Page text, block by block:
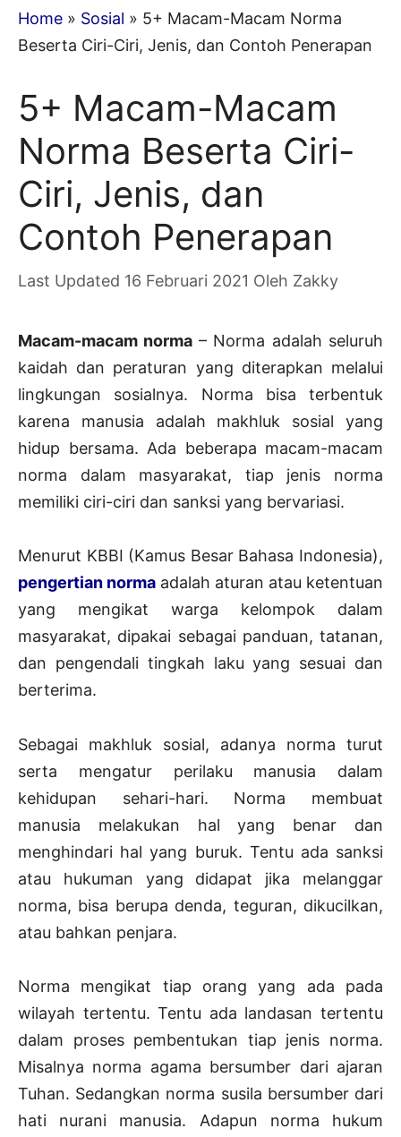
Home » Sosial » 5+ Macam-Macam Norma
Beserta Ciri-Ciri, Jenis, dan Contoh Penerapan
5+ Macam-Macam
Norma Beserta Ciri-
Ciri, Jenis, dan
Contoh Penerapan
16 Februari 2021 Oleh Zakky
Macam-macam norma – Norma adalah seluruh
kaidah dan peraturan yang diterapkan melalui
lingkungan sosialnya. Norma bisa terbentuk
karena manusia adalah makhluk sosial yang
hidup bersama. Ada beberapa macam-macam
norma dalam masyarakat, tiap jenis norma
memiliki ciri-ciri dan sanksi yang bervariasi.
Menurut KBBI (Kamus Besar Bahasa Indonesia),
pengertian norma adalah aturan atau ketentuan
yang mengikat warga kelompok dalam
masyarakat, dipakai sebagai panduan, tatanan,
dan pengendali tingkah laku yang sesuai dan
berterima.
Sebagai makhluk sosial, adanya norma turut
serta mengatur perilaku manusia dalam
kehidupan sehari-hari. Norma membuat
manusia melakukan hal yang benar dan
menghindari hal yang buruk. Tentu ada sanksi
atau hukuman yang didapat jika melanggar
norma, bisa berupa denda, teguran, dikucilkan,
atau bahkan penjara.
Norma mengikat tiap orang yang ada pada
wilayah tertentu. Tentu ada landasan tertentu
dalam proses pembentukan tiap jenis norma.
Misalnya norma agama bersumber dari ajaran
Tuhan. Sedangkan norma susila bersumber dari
hati nurani manusia. Adapun norma hukum